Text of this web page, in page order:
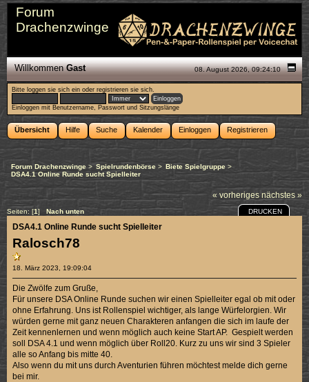
Forum
Drachenzwinge
08. August 2026, 09:24:10
WillkommenGast
Bitte loggen sie sich ein oderregistrieren sie sich.
Einloggen mit Benutzername, Passwort und Sitzungslänge
Übersicht Hilfe Suche Kalender Einloggen Registrieren
Forum Drachenzwinge > Spielrundenbörse> Biete Spielgruppe>
DSA4.1 Online Runde sucht Spielleiter
« vorheriges nächstes »
Seiten: [1] Nach unten DRUCKEN
Ralosch78
18. März 2023, 19:09:04
DSA4.1 Online Runde sucht Spielleiter
Die Zwölfe zum Gruße,
Für unsere DSA Online Runde suchen wir einen Spielleiter egal ob mit oder
ohne Erfahrung. Uns ist Rollenspiel wichtiger, als lange Würfelorgien. Wir
würden gerne mit ganz neuen Charakteren anfangen die sich im laufe der
Zeit kennenlernen und wenn möglich auch keine Start AP. Gespielt werden
soll DSA 4.1 und wenn möglich über Roll20. Kurz zu uns wir sind 3 Spieler
alle so Anfang bis mitte 40.
Also wenn du mit uns durch Aventurien führen möchtest melde dich gerne
bei mir.